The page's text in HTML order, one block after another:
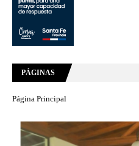
PÁGINAS
Página Principal